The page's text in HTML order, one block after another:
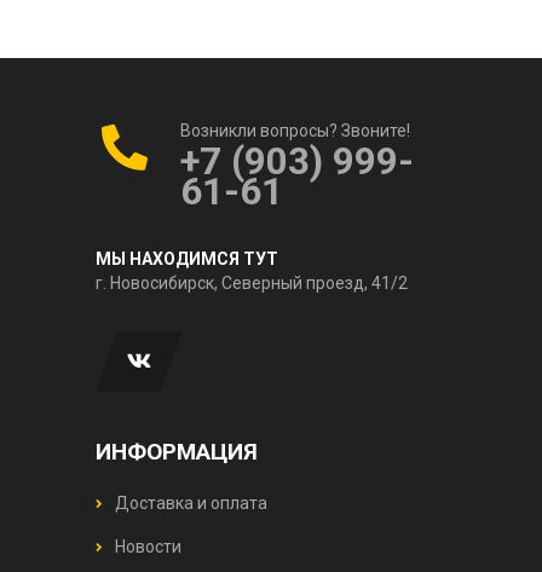
Возникли вопросы? Звоните!
+7 (903) 999-
61-61
МЫ НАХОДИМСЯ ТУТ
г. Новосибирск, Северный проезд, 41/2
ИНФОРМАЦИЯ
Доставка и оплата
Новости